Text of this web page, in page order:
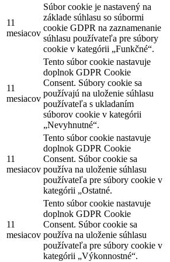
11
mesiacov
Súbor cookie je nastavený na
základe súhlasu so súbormi
cookie GDPR na zaznamenanie
súhlasu používateľa pre súbory
cookie v kategórii „Funkčné“.
11
mesiacov
Tento súbor cookie nastavuje
doplnok GDPR Cookie
Consent. Súbory cookie sa
používajú na uloženie súhlasu
používateľa s ukladaním
súborov cookie v kategórii
„Nevyhnutné“.
11
mesiacov
Tento súbor cookie nastavuje
doplnok GDPR Cookie
Consent. Súbor cookie sa
používa na uloženie súhlasu
používateľa pre súbory cookie v
kategórii „Ostatné.
11
mesiacov
Tento súbor cookie nastavuje
doplnok GDPR Cookie
Consent. Súbor cookie sa
používa na uloženie súhlasu
používateľa pre súbory cookie v
kategórii „Výkonnostné“.